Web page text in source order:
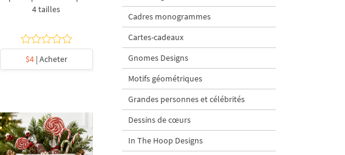
4 tailles
$4| Acheter $4| Acheter
Cadres monogrammes
Cartes-cadeaux
Gnomes Designs
Motifs géométriques
Grandes personnes et célébrités
Dessins de cœurs
In The Hoop Designs